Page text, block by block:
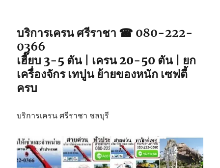
คุณ
บริการเครน ศรีราชา ☎ 080-222-
0366
เฮี๊ยบ 3-5 ตัน | เครน 20-50 ตัน | ยก
เครื่องจักร เทปูน ย้ายของหนัก เซฟตี้
ครบ
บริการเครน ศรีราชา ชลบุรี